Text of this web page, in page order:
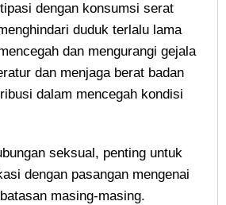
dengan konsumsi serat
duduk terlalu lama
dan mengurangi gejala
dan menjaga berat badan
dalam mencegah kondisi
seksual, penting untuk
dengan pasangan mengenai
masing-masing.